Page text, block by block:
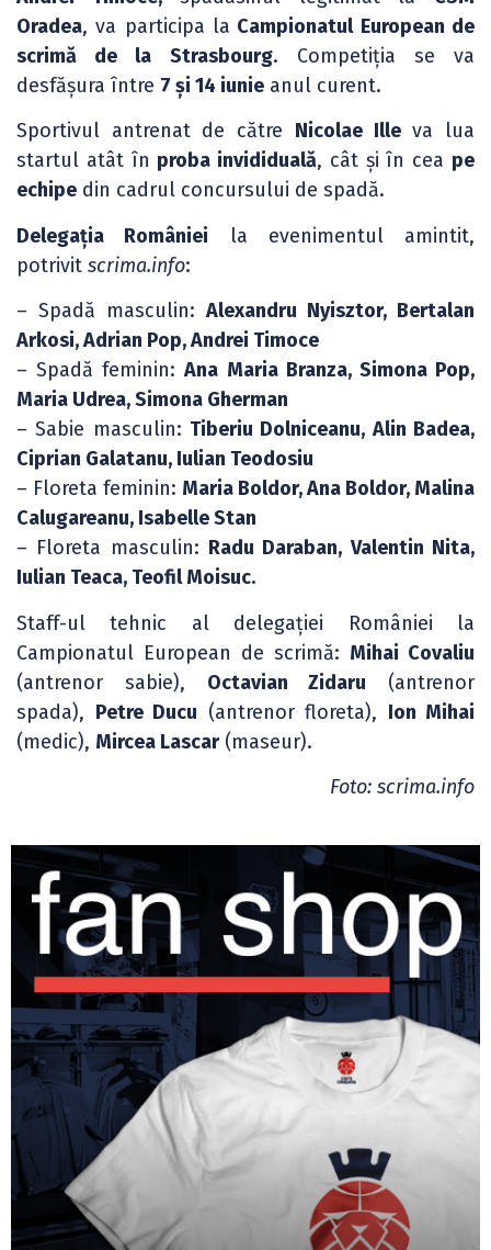
Oradea, va participa la Campionatul European de
scrimă de la Strasbourg. Competiția se va
desfășura între 7 și 14 iunie anul curent.
Sportivul antrenat de către Nicolae Illeva lua
startul atât în proba invididuală, cât și în cea pe
echipe din cadrul concursului de spadă.
Delegația României la evenimentul amintit,
potrivit scrima.info:
– Spadă masculin: Alexandru Nyisztor, Bertalan
Arkosi, Adrian Pop, Andrei Timoce
– Spadă feminin:Ana Maria Branza, Simona Pop,
Maria Udrea, Simona Gherman
– Sabie masculin: Tiberiu Dolniceanu, Alin Badea,
Ciprian Galatanu, Iulian Teodosiu
– Floreta feminin: Maria Boldor, Ana Boldor, Malina
Calugareanu, Isabelle Stan
– Floreta masculin: Radu Daraban, Valentin Nita,
Iulian Teaca, Teofil Moisuc.
Staff-ul tehnic al delegației României la
Campionatul European de scrimă: Mihai Covaliu
(antrenor sabie), Octavian Zidaru (antrenor
spada), Petre Ducu (antrenor floreta), Ion Mihai
(medic), Mircea Lascar(maseur).
Foto: scrima.info